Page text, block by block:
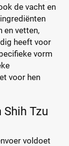
(85)
(145)
(6)
(6)
(2)
de vacht en
en vetten,
heeft voor
vorm
voor hen
Tzu
voldoet